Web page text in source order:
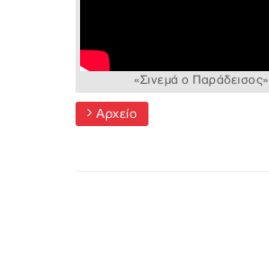
«Σινεμά ο Παράδεισος»
Αρχείο